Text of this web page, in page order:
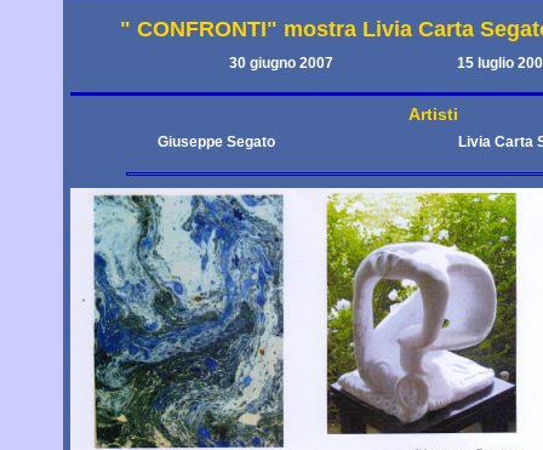
" CONFRONTI" mostra Livia Carta
30 giugno 2007 15 luglio
Artisti
Giuseppe Segato Livia Carta